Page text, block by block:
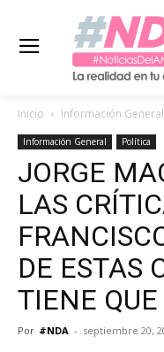
Inicio Información General
Información General Política
JORGE
LAS
DE ESTAS
TIENE QUE
Por #NDA - septiembre 20,